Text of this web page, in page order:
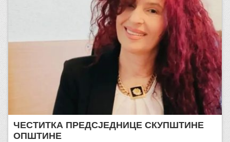
ЧЕСТИТКА ПРЕДСЈЕДНИЦЕ СКУПШТИНЕ
ОПШТИНЕ